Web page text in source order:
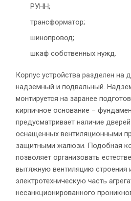
РУНН;
трансформатор;
шинопровод;
шкаф собственных нужд.
Корпус устройства разделен на
надземный и подвальный.
монтируется на заранее
кирпичное основание –
предусматривает наличие
оснащенных вентиляционными
защитными жалюзи. Подобная
позволяет организовать
вытяжную вентиляцию строения
электротехническую часть
несанкционированного